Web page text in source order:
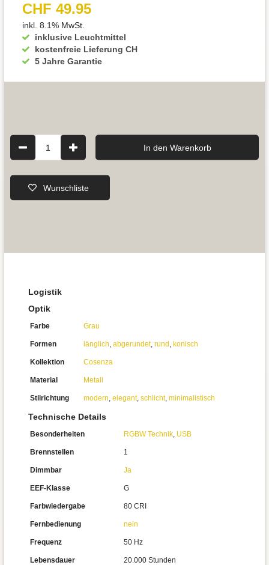
inklusive Leuchtmittel
kostenfreie Lieferung CH
5 Jahre Garantie
CHF 49.95
inkl. 8.1% MwSt.
1 In den Warenkorb
Wunschliste
Logistik
Optik
Farbe Grau
Formen länglich, abgerundet, rund , konisch
Kollektion Cosenza
Material Metall
Stilrichtung modern, elegant, schlicht, minimalistisch
Technische Details
Besonderheiten RGBW Technik, USB
Brennstellen 1
Dimmbar Ja
EEF-Klasse G
Farbwiedergabe 80 CRI
Fernbedienung nein
Frequenz 50 Hz
Lebensdauer 20.000 Stunden